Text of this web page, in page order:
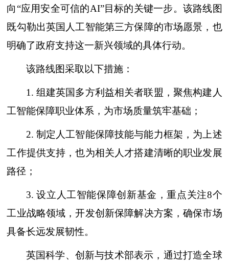
向“应用安全可信的AI”目标的关键一步。该路线图
既勾勒出英国人工智能第三方保障的市场愿景，也
明确了政府支持这一新兴领域的具体行动。
该路线图采取以下措施：
1. 组建英国多方利益相关者联盟，聚焦构建人
工智能保障职业体系，为市场质量筑牢基础；
2. 制定人工智能保障技能与能力框架，为上述
工作提供支持，也为相关人才搭建清晰的职业发展
路径；
3. 设立人工智能保障创新基金，重点关注8个
工业战略领域，开发创新保障解决方案，确保市场
具备长远发展韧性。
英国科学、创新与技术部表示，通过打造全球